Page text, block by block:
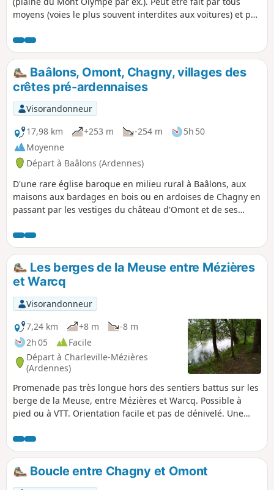
moyens (voies le plus souvent interdites aux voitures) et par
avec des enfants (faible dénivelé) et offre des aires de
pique-nique à plusieurs endroits. L'orientation est facile.
Baâlons, Omont, Chagny, villages des
crêtes pré-ardennaises
Visorandonneur
17,98 km
+253 m -254 m
5h 50
Moyenne
Départ à Baâlons (Ardennes)
D'une rare église baroque en milieu rural à Baâlons, aux
maisons aux bardages en bois ou en ardoises de Chagny en
passant par les vestiges du château d'Omont et de ses
Les berges de la Meuse entre Mézières
et Warcq
Visorandonneur
7,24 km
+8 m
-8 m
2h 05
Facile
Départ à Charleville-Mézières
(Ardennes)
Promenade pas très longue hors des sentiers battus sur les
berge de la Meuse, entre Mézières et Warcq. Possible à
pied ou à VTT. Orientation facile et pas de dénivelé. Une
Sormonne mais la majorité de la balade est dans la nature.
Boucle entre Chagny et Omont